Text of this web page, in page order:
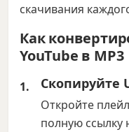
скачивания
Как
YouTube в MP3
Скопируйте
Откройте
полную ссылку